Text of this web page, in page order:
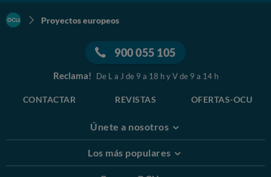
Proyectos europeos
900 055 105
Reclama! De L a J de 9 a 18 h y V de 9 a 14 h
CONTACTAR REVISTAS OFERTAS-OCU
Únete a nosotros
Los más populares